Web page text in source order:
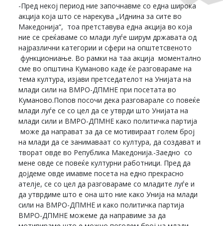
-Пред некој период ние започнавме со една широка
акција која што се нарекува „Иднина за сите во
Македонија“, тоа претставува една акција во која
ние се среќаваме со млади луѓе ширум државата од
најразлични категории и сфери на општетсвеното
функциониање. Во рамки на таа акција моментално
сме во општина Куманово каде ќе разговараме на
тема култура, изјави претседателот на Унијата на
млади сили на ВМРО-ДПМНЕ при посетата во
Куманово.Попов посочи дека разговарале со повеќе
млади луѓе се со цел да се утврди што Унијата на
млади сили и ВМРО-ДПМНЕ како политичка партија
може да направат за да се мотивираат голем број
на млади да се занимаваат со култура, да создават и
творат овде во Република Македонија.-Заедно со
мене овде се повеќе културни работници. Пред да
дојдеме овде имавме посета на едно прекрасно
ателје, се со цел да разговараме со младите луѓе и
да утврдиме што е она што ние како Унија на млади
сили на ВМРО-ДПМНЕ и како политичка партија
ВМРО-ДПМНЕ можеме да направиме за да